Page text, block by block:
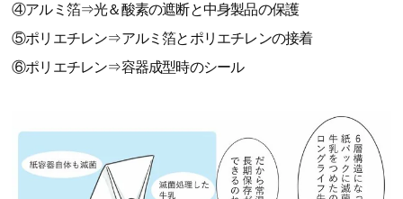
④アルミ箔⇒光＆酸素の遮断と中身製品の保護
⑤ポリエチレン⇒アルミ箔とポリエチレンの接着
⑥ポリエチレン⇒容器成型時のシール